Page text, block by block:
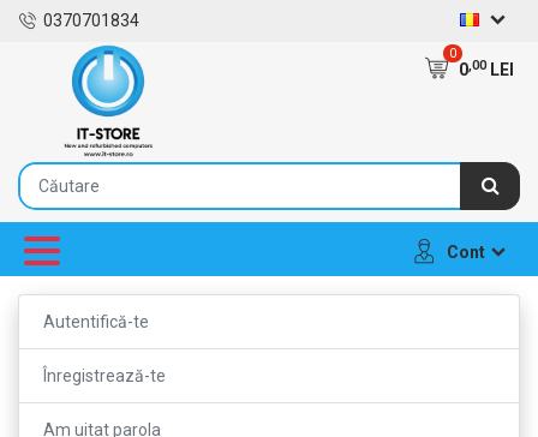
0370701834
0
0,00LEI
Cont
Autentifică-te
Înregistrează-te
Am uitat parola